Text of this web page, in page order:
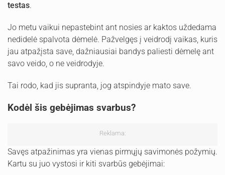
testas.
Jo metu vaikui nepastebint ant nosies ar kaktos uždedama
nedidelė spalvota dėmelė. Pažvelgęs į veidrodį vaikas, kuris
jau atpažįsta save, dažniausiai bandys paliesti dėmelę ant
savo veido, o ne veidrodyje.
Tai rodo, kad jis supranta, jog atspindyje mato save.
Kodėl šis gebėjimas svarbus?
Reklama:
Savęs atpažinimas yra vienas pirmųjų savimonės požymių.
Kartu su juo vystosi ir kiti svarbūs gebėjimai: